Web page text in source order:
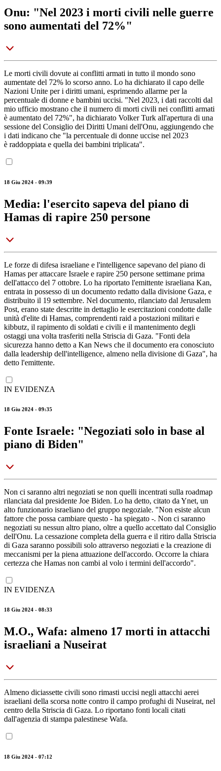
Onu: "Nel 2023 i morti civili nelle guerre
sono aumentati del 72%"
Le morti civili dovute ai conflitti armati in tutto il mondo sono
aumentate del 72% lo scorso anno. Lo ha dichiarato il capo delle
Nazioni Unite per i diritti umani, esprimendo allarme per la
percentuale di donne e bambini uccisi. "Nel 2023, i dati raccolti dal
mio ufficio mostrano che il numero di morti civili nei conflitti armati
è aumentato del 72%", ha dichiarato Volker Turk all'apertura di una
sessione del Consiglio dei Diritti Umani dell'Onu, aggiungendo che
i dati indicano che "la percentuale di donne uccise nel 2023
è raddoppiata e quella dei bambini triplicata".
18 Giu 2024 - 09:39
Media: l'esercito sapeva del piano di
Hamas di rapire 250 persone
Le forze di difesa israeliane e l'intelligence sapevano del piano di
Hamas per attaccare Israele e rapire 250 persone settimane prima
dell'attacco del 7 ottobre. Lo ha riportato l'emittente israeliana Kan,
entrata in possesso di un documento redatto dalla divisione Gaza, e
distribuito il 19 settembre. Nel documento, rilanciato dal Jerusalem
Post, erano state descritte in dettaglio le esercitazioni condotte dalle
unità d'elite di Hamas, comprendenti raid a postazioni militari e
kibbutz, il rapimento di soldati e civili e il mantenimento degli
ostaggi una volta trasferiti nella Striscia di Gaza. "Fonti dela
sicurezza hanno detto a Kan News che il documento era conosciuto
dalla leadership dell'intelligence, almeno nella divisione di Gaza", ha
detto l'emittente.
IN EVIDENZA
18 Giu 2024 - 09:35
Fonte Israele: "Negoziati solo in base al
piano di Biden"
Non ci saranno altri negoziati se non quelli incentrati sulla roadmap
rilanciata dal presidente Joe Biden. Lo ha detto, citato da Ynet, un
alto funzionario israeliano del gruppo negoziale. "Non esiste alcun
fattore che possa cambiare questo - ha spiegato -. Non ci saranno
negoziati su nessun altro piano, oltre a quello accettato dal Consiglio
dell'Onu. La cessazione completa della guerra e il ritiro dalla Striscia
di Gaza saranno possibili solo attraverso negoziati e la creazione di
meccanismi per la piena attuazione dell'accordo. Occorre la chiara
certezza che Hamas non cambi al volo i termini dell'accordo".
IN EVIDENZA
18 Giu 2024 - 08:33
M.O., Wafa: almeno 17 morti in attacchi
israeliani a Nuseirat
Almeno diciassette civili sono rimasti uccisi negli attacchi aerei
israeliani della scorsa notte contro il campo profughi di Nuseirat, nel
centro della Striscia di Gaza. Lo riportano fonti locali citati
dall'agenzia di stampa palestinese Wafa.
18 Giu 2024 - 07:12